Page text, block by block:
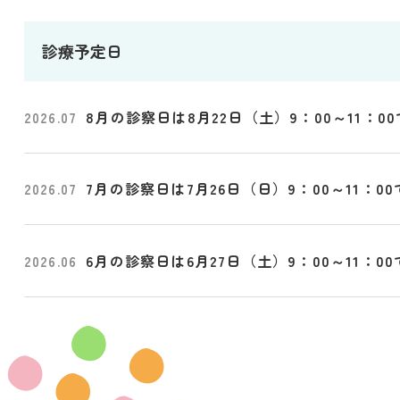
診療予定日
2026.07 8月の診察日は8月22日（土）9：00～11：00
2026.07 7月の診察日は7月26日（日）9：00～11：00
2026.06 6月の診察日は6月27日（土）9：00～11：00